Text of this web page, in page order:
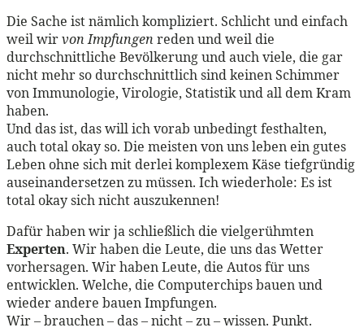
Die Sache ist nämlich kompliziert. Schlicht und einfach
weil wirvon Impfungen reden und weil die
durchschnittliche Bevölkerung und auch viele, die gar
nicht mehr so durchschnittlich sind keinen Schimmer
von Immunologie, Virologie, Statistik und all dem Kram
haben.
Und das ist, das will ich vorab unbedingt festhalten,
auch total okay so. Die meisten von uns leben ein gutes
Leben ohne sich mit derlei komplexem Käse tiefgründig
auseinandersetzen zu müssen. Ich wiederhole: Es ist
total okay sich nicht auszukennen!
Dafür haben wir ja schließlich die vielgerühmten
Experten. Wir haben die Leute, die uns das Wetter
vorhersagen. Wir haben Leute, die Autos für uns
entwicklen. Welche, die Computerchips bauen und
wieder andere bauen Impfungen.
Wir – brauchen – das – nicht – zu – wissen. Punkt.